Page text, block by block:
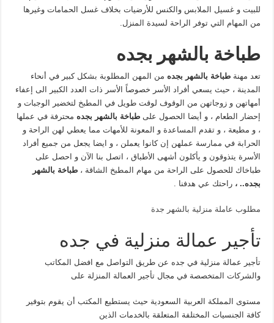
للبيت و غسيل الملابس والكنس للأرضيات بخلاف غسل الحمامات وغيرها
من المهام التي توفر الراحة لسيدة المنزل.
طباخة بالشهر بجده
تعد مهنةطباخة بالشهر بجده من المهن المطلوبة بشكل كبير في أنحاء
المدينة ، حيث يسعي أفراد الأسر خصوصاً الأسر ذات العدد الكبير الى إعفاء
أمهاتهن و زوجاتهن من الوقوف لوقت طويل في المطبخ لتخضير الوجبات و
إحضار الطعام ، و أيضا الحصول علىطباخة بالشهر بجده محترفة في عملها
، و مطيعة ، و تقدم المساعدة و المعونة للأمهات مما يعطي لهن الراحة و
الحرابة في ممارسة عملهن إن كانوا يعملن ، و ايضا يجعل من جميع أفراد
الأسرة يتذوقون و يأكلون أشهى الأطباق ، اتصل بنا الآن و احصل على
طباخاك للحصول على الراحة من مهام المطبخ الشاقة ،طباخة بالشهر
بجده.. ،راحتك عي هدفنا .
مطلوب عاملة منزلية بالشهر جدة
تأجير عمالة منزلية في جده
تأجير عمالة منزلية في جده عن طريق التواصل مع افضل المكاتب
والشركات المتخصصة في مجال تأجير العمالة المنزلة على
مستوى المملكة العربية السعودية حيث يستطيع المكتب أن يقوم بتوفير
كافة الجنسيات المختلفة المتعلقة بالخدمات الذين